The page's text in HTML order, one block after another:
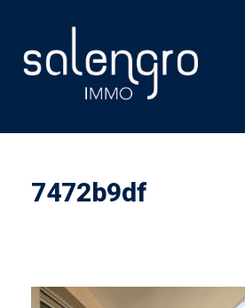
7472b9df